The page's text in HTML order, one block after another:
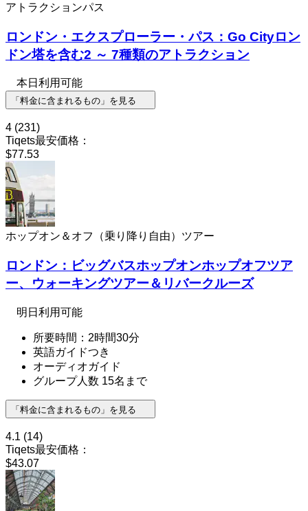
アトラクションパス
ロンドン・エクスプローラー・パス：Go Cityロン
ドン塔を含む2 ～ 7種類のアトラクション
本日利用可能
「料金に含まれるもの」を見る
4 (231)
Tiqets最安価格：
$77.53
ホップオン＆オフ（乗り降り自由）ツアー
ロンドン：ビッグバスホップオンホップオフツア
ー、ウォーキングツアー＆リバークルーズ
明日利用可能
所要時間：2時間30分
英語ガイドつき
オーディオガイド
グループ人数 15名まで
「料金に含まれるもの」を見る
4.1 (14)
Tiqets最安価格：
$43.07